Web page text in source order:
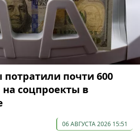
почти 600
соцпроекты в
06 АВГУСТА 2026 15:51